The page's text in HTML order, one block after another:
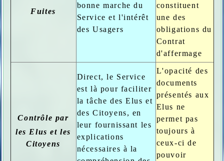
Fuites
bonne marche du
Service et l'intérêt
des Usagers
constituent
une des
obligations du
Contrat
d'affermage
Contrôle par
les Elus et les
Citoyens
Direct, le Service
est là pour faciliter
la tâche des Elus et
des Citoyens, en
leur fournissant les
explications
nécessaires à la
L'opacité des
documents
présentés aux
Elus ne
permet pas
toujours à
ceux-ci de
pouvoir